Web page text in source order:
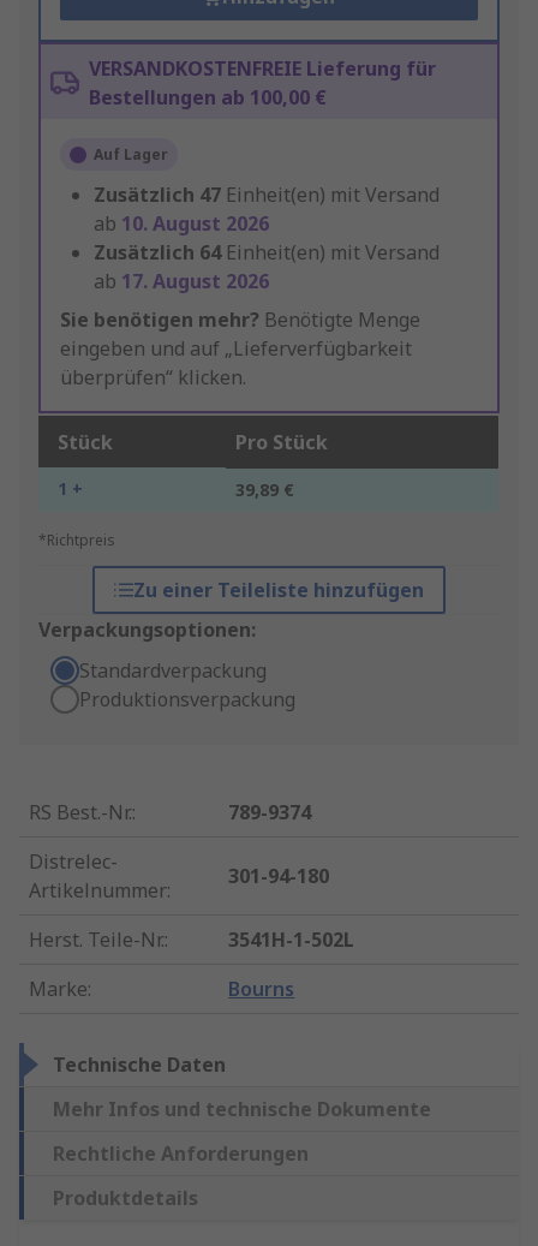
VERSANDKOSTENFREIE Lieferung für
Bestellungen ab 100,00 €
Auf Lager
Zusätzlich 47 Einheit(en) mit Versand
ab 10. August 2026
Zusätzlich 64 Einheit(en) mit Versand
ab 17. August 2026
Sie benötigen mehr? Benötigte Menge
eingeben und auf „Lieferverfügbarkeit
überprüfen“ klicken.
Stück Pro Stück
1 + 39,89 €
*Richtpreis
Zu einer Teileliste hinzufügen
Verpackungsoptionen:
Standardverpackung
Produktionsverpackung
RS Best.-Nr.:
789-9374
Distrelec-
Artikelnummer:
301-94-180
Herst. Teile-Nr.:
3541H-1-502L
Marke: Bourns
Technische Daten
Mehr Infos und technische Dokumente
Rechtliche Anforderungen
Produktdetails